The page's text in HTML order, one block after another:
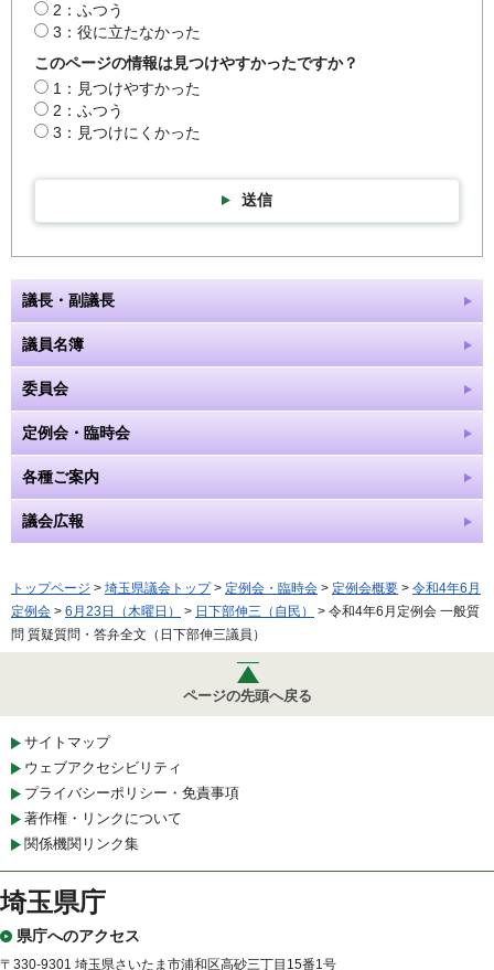
2：ふつう
3：役に立たなかった
このページの情報は見つけやすかったですか？
1：見つけやすかった
2：ふつう
3：見つけにくかった
送信
議長・副議長
議員名簿
委員会
定例会・臨時会
各種ご案内
議会広報
トップページ > 埼玉県議会トップ> 定例会・臨時会 > 定例会概要 > 令和4年6月
定例会 > 6月23日（木曜日） > 日下部伸三（自民）
> 令和4年6月定例会 一般質
問 質疑質問・答弁全文（日下部伸三議員）
ページの先頭へ戻る
サイトマップ
ウェブアクセシビリティ
プライバシーポリシー・免責事項
著作権・リンクについて
関係機関リンク集
埼玉県庁
県庁へのアクセス
〒330-9301 埼玉県さいたま市浦和区高砂三丁目15番1号